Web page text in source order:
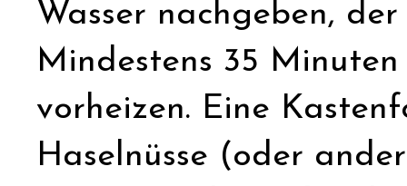
Wasser nachgeben,
Mindestens 35 Minuten
vorheizen. Eine
Haselnüsse (oder